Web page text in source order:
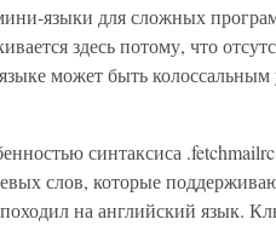
языки для сложных
здесь потому, что
может быть колоссальным
синтаксиса
слов, которые
на английский язык.